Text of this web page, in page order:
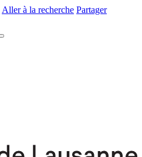
Aller à la recherche Partager